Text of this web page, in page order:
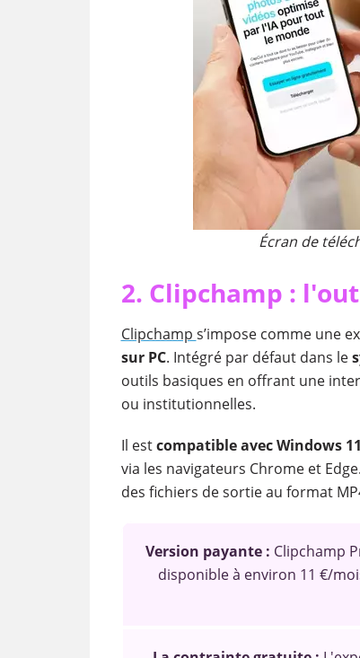
Écran de
2. Clipchamp :
Clipchamp s’impose comme une
sur PC. Intégré par défaut dans le
outils basiques en offrant une
ou institutionnelles.
Il estcompatible avec Windows 11
via les navigateurs Chrome et
des fichiers de sortie au format
Version payante : Clipchamp
disponible à environ 11 €/